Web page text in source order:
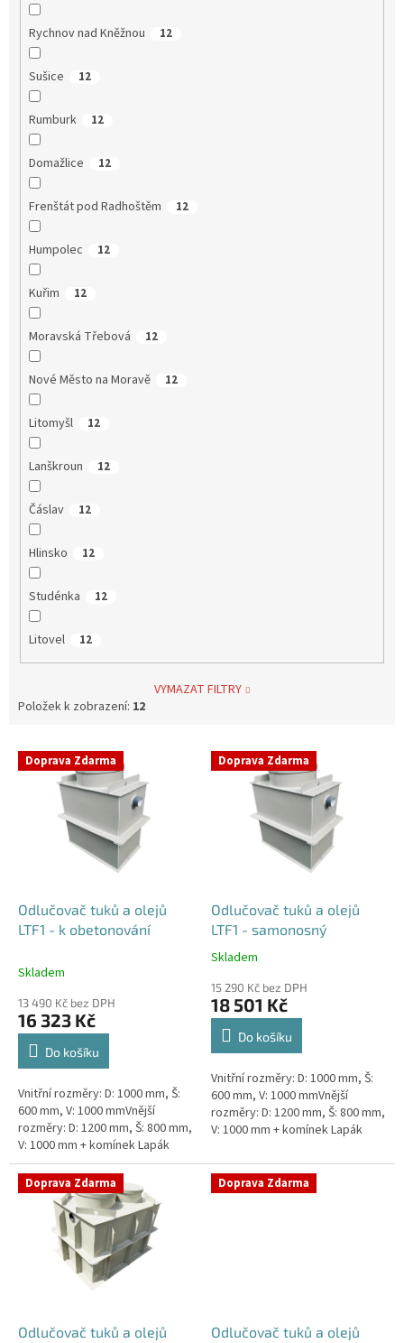
Rychnov nad Kněžnou 12
Sušice 12
Rumburk 12
Domažlice 12
Frenštát pod Radhoštěm 12
Humpolec 12
Kuřim 12
Moravská Třebová 12
Nové Město na Moravě 12
Litomyšl 12
Lanškroun 12
Čáslav 12
Hlinsko 12
Studénka 12
Litovel 12
VYMAZAT FILTRY
Položek k zobrazení: 12
V Doprava Zdarma
Odlučovač tuků a olejů
LTF1 - k obetonování
Skladem
13 490 Kč bez DPH
16 323 Kč
Do košíku
Vnitřní rozměry: D: 1000 mm, Š:
600 mm, V: 1000 mmVnější
rozměry: D: 1200 mm, Š: 800 mm,
V: 1000 mm + komínek Lapák
tuků do 1l/s nebo 100 jídel
denně Průměr a umístění...
Doprava Zdarma
Odlučovač tuků a olejů
LTF1 - samonosný
Průměrné
produktu
je
4,5
hvězdiček.
Skladem
15 290 Kč bez DPH
18 501 Kč
Do košíku
Vnitřní rozměry: D: 1000 mm, Š:
600 mm, V: 1000 mmVnější
rozměry: D: 1200 mm, Š: 800 mm,
V: 1000 mm + komínek Lapák
denně Průměr a umístění...
Doprava Zdarma
Odlučovač tuků a olejů
Doprava Zdarma
Odlučovač tuků a olejů